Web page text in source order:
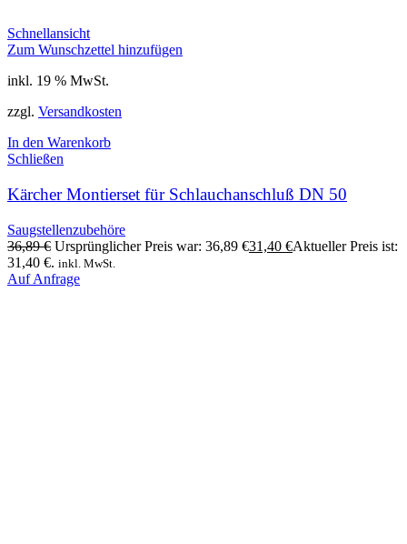
Schnellansicht
Zum Wunschzettel hinzufügen
inkl. 19 % MwSt.
zzgl. Versandkosten
In den Warenkorb
Schließen
Kärcher Montierset für Schlauchanschluß DN 50
Saugstellenzubehöre
36,89€ Ursprünglicher Preis war: 36,89 €31,40 €Aktueller Preis ist:
31,40 €. inkl. MwSt.
Auf Anfrage